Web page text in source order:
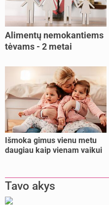
Alimentų nemokantiems
tėvams - 2 metai
Išmoka gimus vienu metu
daugiau kaip vienam vaikui
Tavo akys